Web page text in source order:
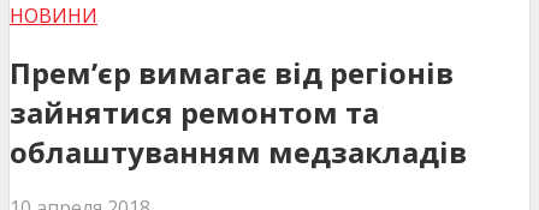
НОВИНИ
Прем’єр вимагає від регіонів
зайнятися ремонтом та
облаштуванням медзакладів